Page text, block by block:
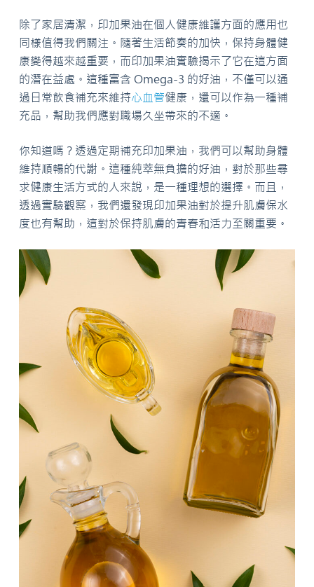
除了家居清潔，印加果油在個人健康維護方面的應用也
同樣值得我們關注。隨著生活節奏的加快，保持身體健
康變得越來越重要，而印加果油實驗揭示了它在這方面
的潛在益處。這種富含 Omega-3 的好油，不僅可以通
過日常飲食補充來維持心血管健康，還可以作為一種補
充品，幫助我們應對職場久坐帶來的不適。
你知道嗎？透過定期補充印加果油，我們可以幫助身體
維持順暢的代謝。這種純萃無負擔的好油，對於那些尋
求健康生活方式的人來說，是一種理想的選擇。而且，
透過實驗觀察，我們還發現印加果油對於提升肌膚保水
度也有幫助，這對於保持肌膚的青春和活力至關重要。